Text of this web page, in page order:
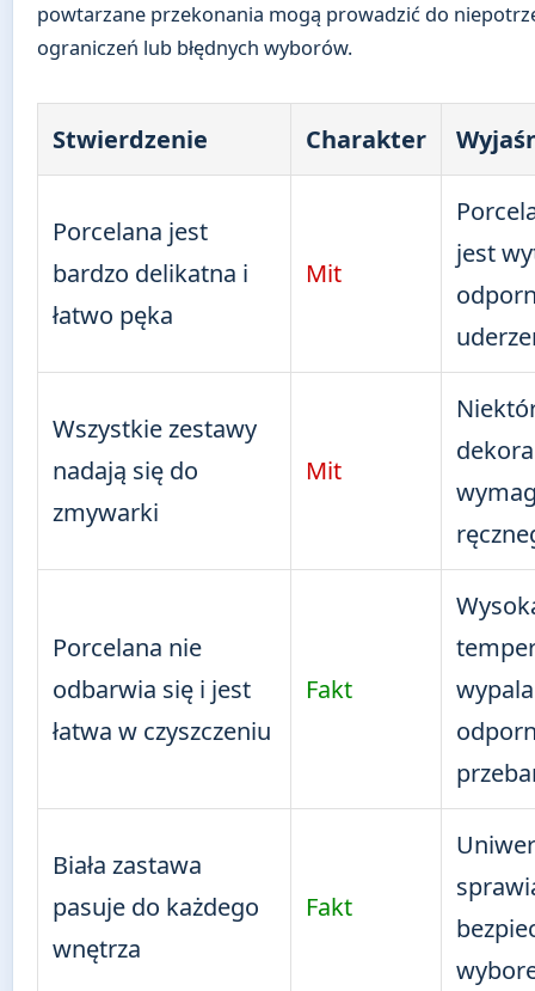
powtarzane przekonania mogą prowadzić do
ograniczeń lub błędnych wyborów.
Stwierdzenie Charakter
Porcelana jest
bardzo delikatna i
łatwo pęka
Mit
jest
Wszystkie zestawy
nadają się do
zmywarki
Mit
Porcelana nie
odbarwia się i jest
łatwa w czyszczeniu
Fakt
Biała zastawa
pasuje do każdego
wnętrza
Fakt